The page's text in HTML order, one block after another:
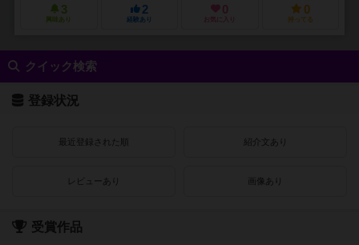
3
興味あり
2
経験あり
0
お気に入り
0
持ってる
クイック検索
登録状況
最近登録された順 紹介文あり
レビューあり 画像あり
受賞作品